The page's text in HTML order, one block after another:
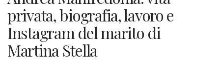
privata, biografia, lavoro e
Instagram del marito di
Martina Stella